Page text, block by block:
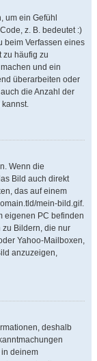
um ein Gefühl
z. B. bedeutet :)
beim Verfassen eines
zu häufig zu
und ein
überarbeiten oder
die Anzahl der
Wenn die
Bild auch direkt
das auf einem
mein-bild.gif.
eigenen PC befinden
zu Bildern, die nur
Yahoo-Mailboxen,
anzuzeigen,
deshalb
deinem